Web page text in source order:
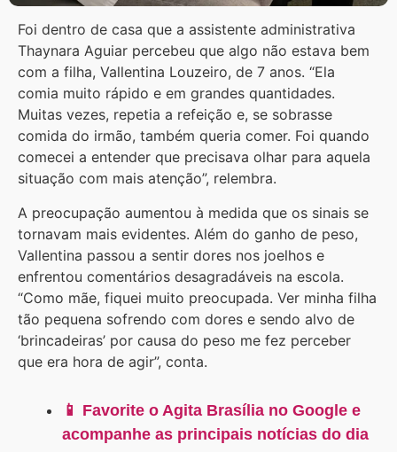
Foi dentro de casa que a assistente administrativa
Thaynara Aguiar percebeu que algo não estava bem
com a filha, Vallentina Louzeiro, de 7 anos. “Ela
comia muito rápido e em grandes quantidades.
Muitas vezes, repetia a refeição e, se sobrasse
comida do irmão, também queria comer. Foi quando
comecei a entender que precisava olhar para aquela
situação com mais atenção”, relembra.
A preocupação aumentou à medida que os sinais se
tornavam mais evidentes. Além do ganho de peso,
Vallentina passou a sentir dores nos joelhos e
enfrentou comentários desagradáveis na escola.
“Como mãe, fiquei muito preocupada. Ver minha filha
tão pequena sofrendo com dores e sendo alvo de
‘brincadeiras’ por causa do peso me fez perceber
que era hora de agir”, conta.
📱 Favorite o Agita Brasília no Google e
acompanhe as principais notícias do dia